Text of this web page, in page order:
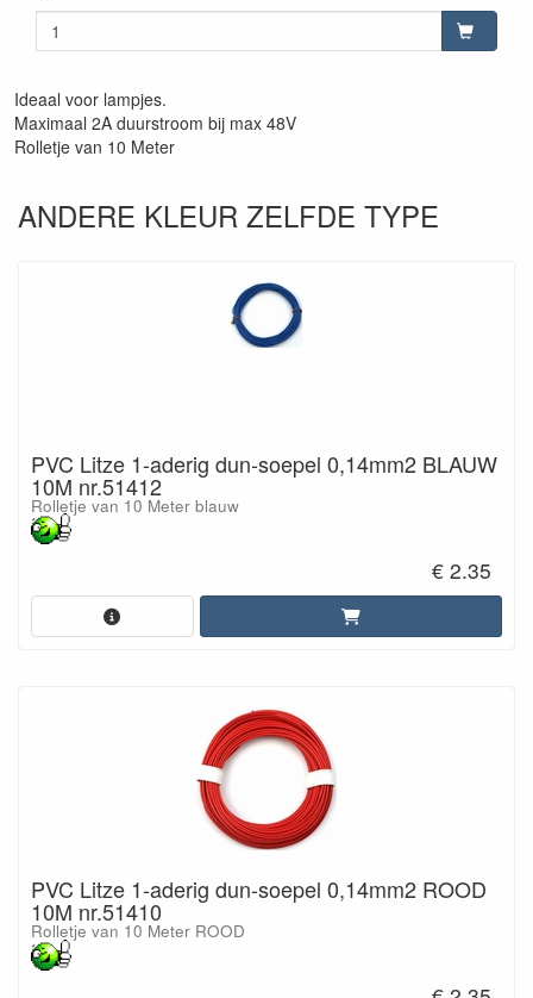
Ideaal voor lampjes.
Maximaal 2A duurstroom bij max 48V
Rolletje van 10 Meter
ANDERE KLEUR ZELFDE TYPE
PVC Litze 1-aderig dun-soepel 0,14mm2 BLAUW
10M nr.51412
Rolletje van 10 Meter blauw
€ 2.35
PVC Litze 1-aderig dun-soepel 0,14mm2 ROOD
10M nr.51410
Rolletje van 10 Meter ROOD